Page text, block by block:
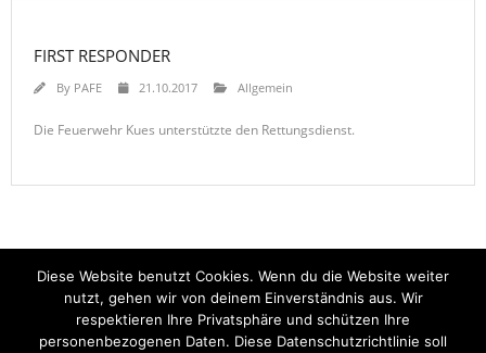
FIRST RESPONDER
By PAFE 21.10.2017 Allgemein
Die Feuerwehr Kues unterstützte den Rettungsdienst.
Startseite Einsätze Mitglied werden Über uns
Bilder
Kontakt
Theme by Think Up Themes Ltd. Powered byWordPress .
Diese Website benutzt Cookies. Wenn du die Website weiter
nutzt, gehen wir von deinem Einverständnis aus. Wir
respektieren Ihre Privatsphäre und schützen Ihre
personenbezogenen Daten. Diese Datenschutzrichtlinie soll